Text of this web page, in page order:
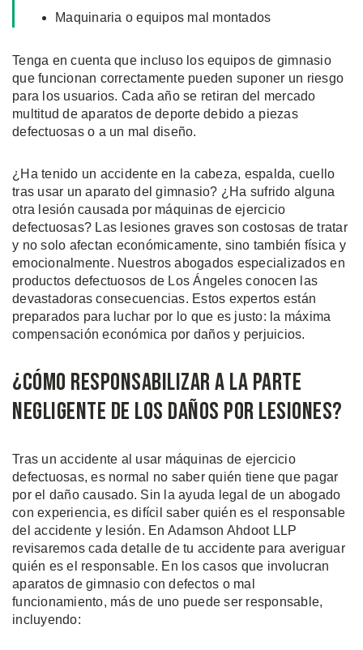
Maquinaria o equipos mal montados
Tenga en cuenta que incluso los equipos de gimnasio
que funcionan correctamente pueden suponer un riesgo
para los usuarios. Cada año se retiran del mercado
multitud de aparatos de deporte debido a piezas
defectuosas o a un mal diseño.
¿Ha tenido un accidente en la cabeza, espalda, cuello
tras usar un aparato del gimnasio? ¿Ha sufrido alguna
otra lesión causada por máquinas de ejercicio
defectuosas? Las lesiones graves son costosas de tratar
y no solo afectan económicamente, sino también física y
emocionalmente. Nuestros abogados especializados en
productos defectuosos de Los Ángeles conocen las
devastadoras consecuencias. Estos expertos están
preparados para luchar por lo que es justo: la máxima
compensación económica por daños y perjuicios.
¿Cómo Responsabilizar a la Parte
Negligente de los Daños por Lesiones?
Tras un accidente al usar máquinas de ejercicio
defectuosas, es normal no saber quién tiene que pagar
por el daño causado. Sin la ayuda legal de un abogado
con experiencia, es difícil saber quién es el responsable
del accidente y lesión. En Adamson Ahdoot LLP
revisaremos cada detalle de tu accidente para averiguar
quién es el responsable. En los casos que involucran
aparatos de gimnasio con defectos o mal
funcionamiento, más de uno puede ser responsable,
incluyendo: